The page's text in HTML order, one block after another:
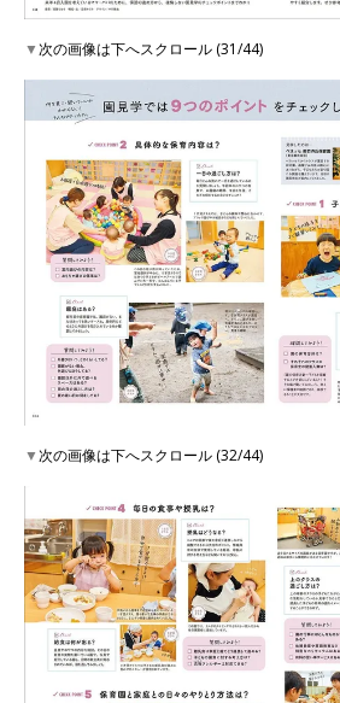
▼次の画像は下へスクロール (31/44)
▼次の画像は下へスクロール (32/44)